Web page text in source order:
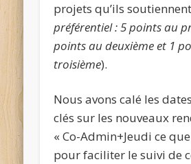
projets qu’ils
préférentiel : 5 points au
points au deuxième et 1
troisième).
Nous avons calé les
clés sur les nouveaux
« Co-Admin+Jeudi ce
pour faciliter le suivi de